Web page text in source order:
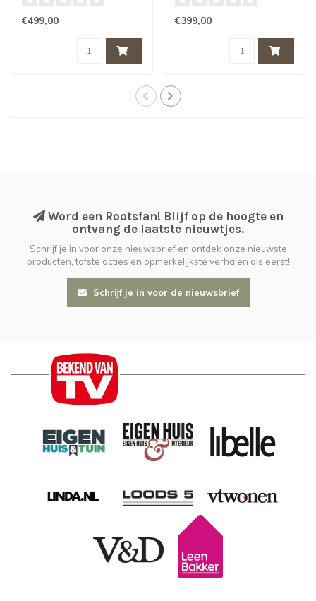
€499,00 €399,00
Word een Rootsfan! Blijf op de hoogte en
ontvang de laatste nieuwtjes.
Schrijf je in voor onze nieuwsbrief en ontdek onze nieuwste
producten, tofste acties en opmerkelijkste verhalen als eerst!
Schrijf je in voor de nieuwsbrief